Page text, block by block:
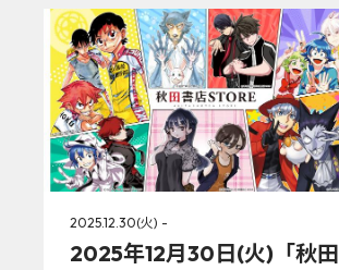
2025.12.30(火) -
2025年12月30日(火)「秋田